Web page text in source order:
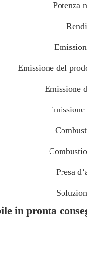
Potenza
Emissione del
Emissione
Emissione
Presa
in pronta